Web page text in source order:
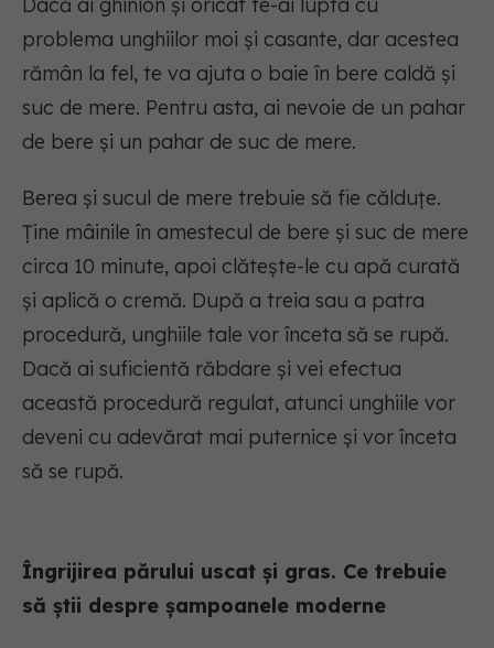
Dacă ai ghinion și oricât te-ai lupta cu
problema unghiilor moi și casante, dar acestea
rămân la fel, te va ajuta o baie în bere caldă și
suc de mere. Pentru asta, ai nevoie de un pahar
de bere și un pahar de suc de mere.
Berea și sucul de mere trebuie să fie călduțe.
Ține mâinile în amestecul de bere și suc de mere
circa 10 minute, apoi clătește-le cu apă curată
și aplică o cremă. După a treia sau a patra
procedură, unghiile tale vor înceta să se rupă.
Dacă ai suficientă răbdare și vei efectua
această procedură regulat, atunci unghiile vor
deveni cu adevărat mai puternice și vor înceta
să se rupă.
Îngrijirea părului uscat și gras. Ce trebuie
să știi despre șampoanele moderne